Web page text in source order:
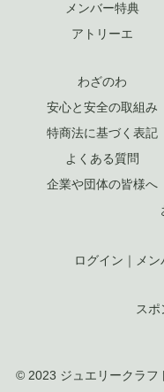
メンバー特典
アトリーエ
わざのわ
安心と安全の取組み
特商法に基づく表記
よくある質問
企業や団体の皆様へ
ログイン ｜ メ
ス
© 2023 ジュエリークラフ